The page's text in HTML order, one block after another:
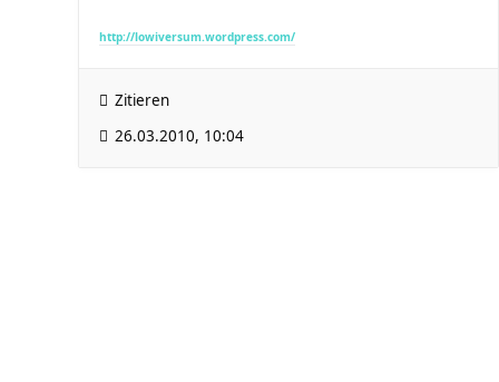
http://lowiversum.wordpress.com/
Zitieren
26.03.2010, 10:04